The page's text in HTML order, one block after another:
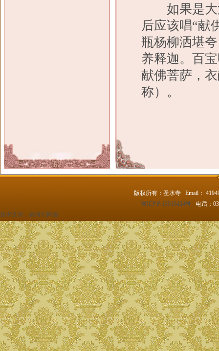
如果是大
后应该唱“献
瓶杨柳洒堪
养释迦。百
献佛菩萨，
称）。
版权所有：圣水寺 Email：
豫ICP备13016424号 电话：
技术支持： 铁哥们网络